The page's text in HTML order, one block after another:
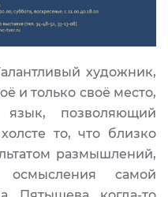
художник,
и только своё место,
язык, позволяющий
то, что близко
размышлений,
осмысления самой